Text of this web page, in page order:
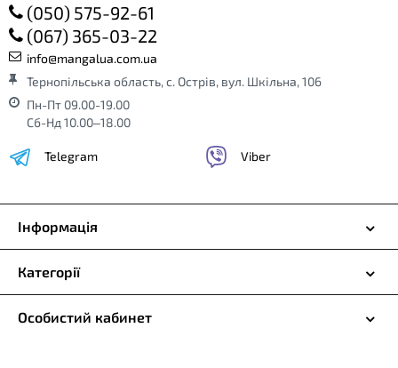
(050) 575-92-61
(067) 365-03-22
info@mangalua.com.ua
Тернопільська область, с. Острів, вул. Шкільна, 106
Пн-Пт 09.00-19.00
Сб-Нд 10.00–18.00
Telegram Viber
Інформація
Категорії
Особистий кабинет